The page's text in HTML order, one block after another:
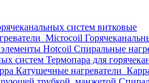
систем витковые
Спиральные
Термопара для
Катушечные